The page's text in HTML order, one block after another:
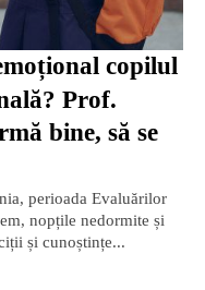
Prof.
bine, să se
perioada Evaluărilor
nopțile nedormite și
și cunoștințe...